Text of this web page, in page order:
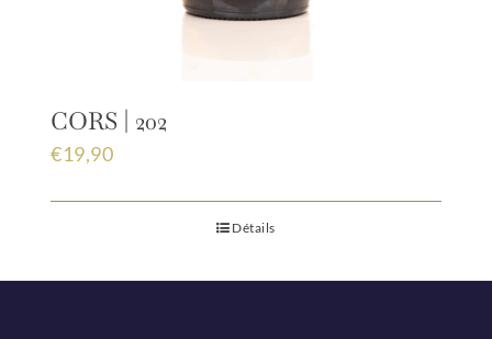
CORS | 202
€19,90
Détails